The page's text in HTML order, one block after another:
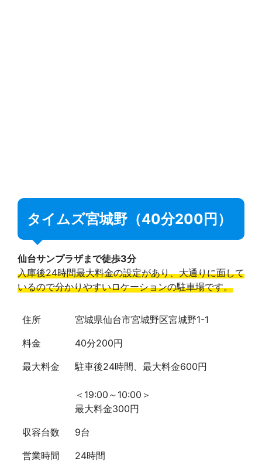
タイムズ宮城野（40分200円）
仙台サンプラザまで徒歩3分
入庫後24時間最大料金の設定があり、大通りに面して
いるので分かりやすいロケーションの駐車場です。
住所
宮城県仙台市宮城野区宮城野1-1
料金
40分200円
最大料金
駐車後24時間、最大料金600円
＜19:00～10:00＞
最大料金300円
収容台数
9台
営業時間
24時間